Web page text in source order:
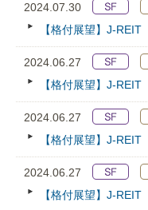
2024.07.30
【格付展望】J-REIT
2024.06.27
【格付展望】J-REIT
2024.06.27
【格付展望】J-REIT
2024.06.27
【格付展望】J-REIT